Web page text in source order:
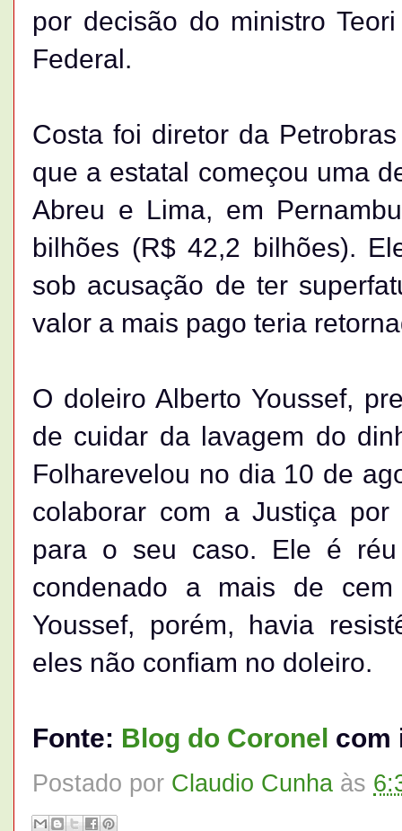
por decisão do ministro
Federal.
Costa foi diretor da
que a estatal começou uma
Abreu e Lima, em
bilhões (R$ 42,2 bilhões).
sob acusação de ter
valor a mais pago teria
O doleiro Alberto Youssef,
de cuidar da lavagem do
Folharevelou no dia 10 de
colaborar com a Justiça
para o seu caso. Ele é
condenado a mais de
Youssef, porém, havia
eles não confiam no doleiro.
Fonte: Blog do Coronel com
Postado por Claudio Cunha às